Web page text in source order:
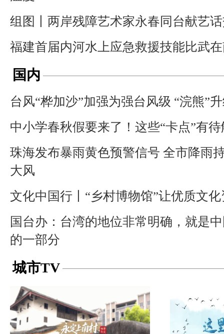
组图丨两岸残障艺术家永春同台献艺
福建首届内河水上应急救援技能比武
国内
台风“桦加沙”加强为强台风级 “浣熊”
中小学春秋假要来了！这些“卡点”有
珠海发布暴雨黄色预警信号 全市降雨
大风
文化中国行丨“乡村博物馆”让优质文
国台办：台湾的地位非常明确，就是
的一部分
城市TV